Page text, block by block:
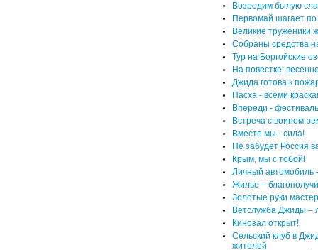
Возродим былую
Первомай шагает
Великие труженики
Собраны средства
Тур на Боргойские
На повестке:
Джида готова к
Пасха - всеми
Впереди -
Встреча с воином-
Вместе мы - сила!
Не забудет Россия
Крым, мы с тобой!
Личный автомобиль
Жилье –
Золотые руки
Ветслужба Джиды –
Кинозал открыт!
Сельский клуб в
жителей